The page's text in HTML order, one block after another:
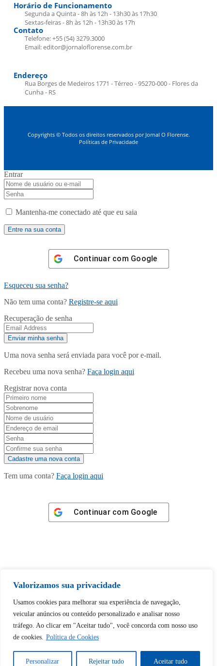
Valorizamos sua privacidade
Usamos cookies para melhorar sua experiência de navegação,
veicular anúncios ou conteúdo personalizado e analisar nosso
tráfego. Ao clicar em "Aceitar tudo", você concorda com nosso uso
de cookies. Política de Cookies
Personalizar Rejeitar tudo Aceitar tudo
Horário de Funcionamento
Segunda a Quinta - 8h às 12h - 13h30 às 17h30
Sextas-feiras - 8h às 12h - 13h30 às 17h
Contato
Telefone: +55 (54) 3279.3000
Email: editor@jornaloflorense.com.br
Endereço
Rua Borges de Medeiros 1771 - Térreo - 95270-000 - Flores da
Cunha - RS
Copyrights © Todos os direitos reservados por Jornal O Florense.
Políticas de Privacidade
Entrar
Mantenha-me conectado até que eu saia
Continuar com Google
Esqueceu sua senha?
Não tem uma conta? Registre-se aqui
Recuperação de senha
Uma nova senha será enviada para você por e-mail.
Recebeu uma nova senha? Faça login aqui
Registrar nova conta
Tem uma conta? Faça login aqui
Continuar com Google
Tem certeza de que deseja
desbloquear esta publicação?
Desbloquear esquerda : 0